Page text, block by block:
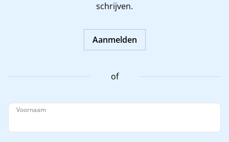
schrijven.
Aanmelden
of
Voornaam